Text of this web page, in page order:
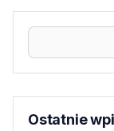
Ostatnie